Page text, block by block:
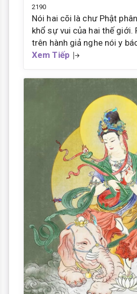
2190
Nói hai cõi là chư Phật
khổ sự vui của hai thế giới.
trên hành giả nghe nói y
Xem Tiếp